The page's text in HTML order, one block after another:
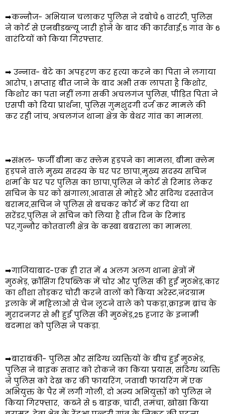
➡कन्नौज- अभियान चलाकर पुलिस ने दबोचे 6 वारंटी, पुलिस
ने कोर्ट से एनबीडब्ल्यू जारी होने के बाद की कार्रवाई,5 गांव के 6
वारंटियों को किया गिरफ्तार.
➡ उन्नाव- बेटे का अपहरण कर हत्या करने का पिता ने लगाया
आरोप, 1 सप्ताह बीत जाने के बाद अभी तक लापता है किशोर,
किशोर का पता नहीं लगा सकी अचलगंज पुलिस, पीड़ित पिता ने
एसपी को दिया प्रार्थना, पुलिस गुमशुदगी दर्ज क़र मामले की
क़र रही जांच, अचलगंज थाना क्षेत्र के बेथर गांव का मामला.
➡संभल- फर्जी बीमा कर क्लेम हड़पने का मामला, बीमा क्लेम
हड़पने वाले मुख्य सदस्य के घर पर छापा,मुख्य सदस्य सचिन
शर्मा के घर पर पुलिस का छापा,पुलिस ने कोर्ट से रिमांड लेकर
सचिन के घर को खंगाला,आवास से मोहरे और संदिग्ध दस्तावेज
बरामद,सचिन ने पुलिस से बचकर कोर्ट में कर दिया था
सरेंडर,पुलिस ने सचिन को लिया है तीन दिन के रिमांड
पर,गुन्नौर कोतवाली क्षेत्र के कस्बा बबराला का मामला.
➡गाजियाबाद-एक ही रात में 4 अलग अलग थाना क्षेत्रों में
मुठभेड़, क्रॉसिंग रिपब्लिक में चोर और पुलिस की हुई मुठभेड़,कार
का शीशा तोड़कर चोरी करने वालों को किया अरेस्ट,नंदग्राम
इलाके में महिलाओं से चेन लूटने वाले को पकड़ा,क्राइम ब्रांच के
मुरादनगर से भी हुई पुलिस की मुठभेड़,25 हजार के इनामी
बदमाश को पुलिस ने पकड़ा.
➡बाराबंकी- पुलिस और संदिग्ध व्यक्तियों के बीच हुई मुठभेड़,
पुलिस ने बाइक सवार को रोकने का किया प्रयास, संदिग्ध व्यक्ति
ने पुलिस को देख कर की फायरिंग, जवाबी फायरिंग में एक
अभियुक्त के पैर में लगी गोली, दो अन्य अभियुक्तों को पुलिस ने
किया गिरफ्तार, कब्जे से 5 बाइक, चांदी, तमंचा, खोखा किया